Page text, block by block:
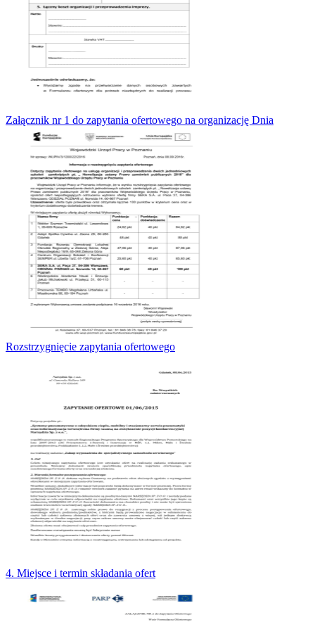
Załącznik nr 1 do zapytania ofertowego na organizację Dnia
Rozstrzygnięcie zapytania ofertowego
4. Miejsce i termin składania ofert